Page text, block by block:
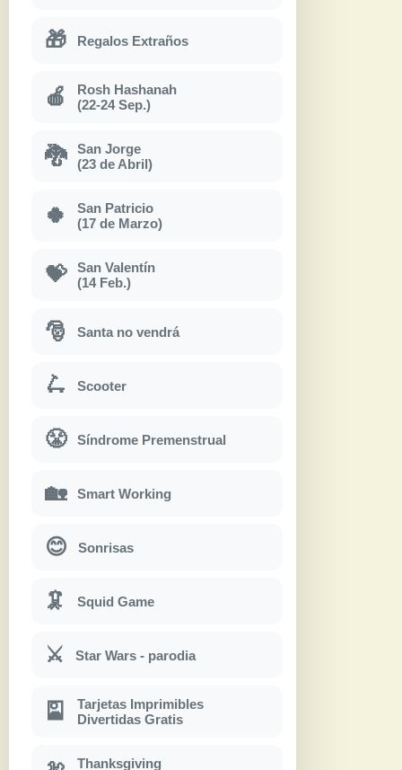
🎁 Regalos Extraños
🍎
Rosh Hashanah
(22-24 Sep.)
🐉
San Jorge
(23 de Abril)
🍀
San Patricio
(17 de Marzo)
💝
San Valentín
(14 Feb.)
🎅 Santa no vendrá
🛴 Scooter
😤 Síndrome Premenstrual
🏡 Smart Working
😊 Sonrisas
🦑 Squid Game
⚔ Star Wars - parodia
🎴
Tarjetas Imprimibles
Divertidas Gratis
Thanksgiving